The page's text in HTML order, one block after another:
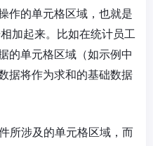
作的单元格区域，也就是
加起来。比如在统计员工
的单元格区域（如示例中
据将作为求和的基础数据
所涉及的单元格区域，而